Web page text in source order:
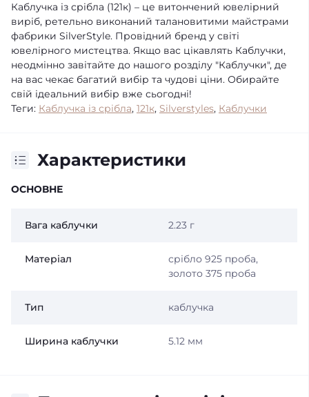
Каблучка із срібла (121к) – це витончений ювелірний
виріб, ретельно виконаний талановитими майстрами
фабрики SilverStyle. Провідний бренд у світі
ювелірного мистецтва. Якщо вас цікавлять Каблучки,
неодмінно завітайте до нашого розділу "Каблучки", де
на вас чекає багатий вибір та чудові ціни. Обирайте
свій ідеальний вибір вже сьогодні!
Теги: Каблучка із срібла, 121к, Silverstyles, Каблучки
Характеристики
ОСНОВНЕ
Вага каблучки 2.23 г
Матеріал
срібло 925 проба,
золото 375 проба
Тип каблучка
Ширина каблучки 5.12 мм